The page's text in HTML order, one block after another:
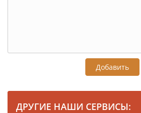
Добавить
ДРУГИЕ НАШИ СЕРВИСЫ: